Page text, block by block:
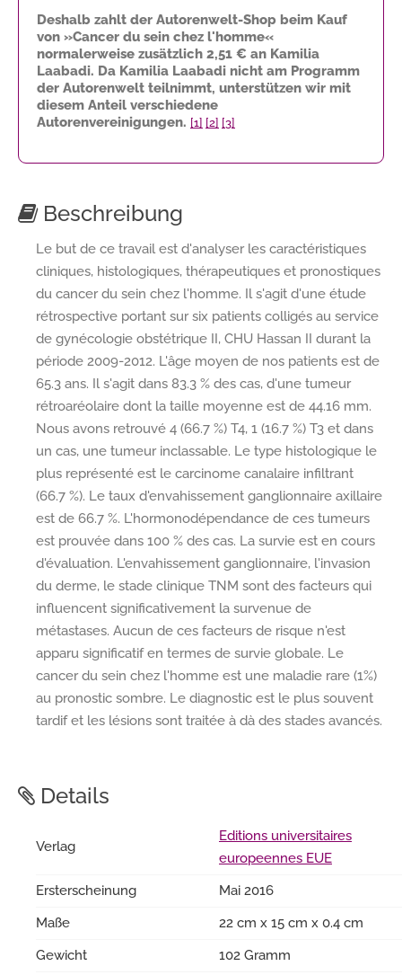
Deshalb zahlt der Autorenwelt-Shop beim Kauf
von »Cancer du sein chez l'homme«
normalerweise zusätzlich 2,51 € an Kamilia
Laabadi. Da Kamilia Laabadi nicht am Programm
der Autorenwelt teilnimmt, unterstützen wir mit
diesem Anteil verschiedene
Autorenvereinigungen. [1] [2] [3]
Beschreibung
Le but de ce travail est d'analyser les caractéristiques
cliniques, histologiques, thérapeutiques et pronostiques
du cancer du sein chez l'homme. Il s'agit d'une étude
rétrospective portant sur six patients colligés au service
de gynécologie obstétrique II, CHU Hassan II durant la
période 2009-2012. L'âge moyen de nos patients est de
65.3 ans. Il s'agit dans 83.3 % des cas, d'une tumeur
rétroaréolaire dont la taille moyenne est de 44.16 mm.
Nous avons retrouvé 4 (66.7 %) T4, 1 (16.7 %) T3 et dans
un cas, une tumeur inclassable. Le type histologique le
plus représenté est le carcinome canalaire infiltrant
(66.7 %). Le taux d'envahissement ganglionnaire axillaire
est de 66.7 %. L'hormonodépendance de ces tumeurs
est prouvée dans 100 % des cas. La survie est en cours
d'évaluation. L'envahissement ganglionnaire, l'invasion
du derme, le stade clinique TNM sont des facteurs qui
influencent significativement la survenue de
métastases. Aucun de ces facteurs de risque n'est
apparu significatif en termes de survie globale. Le
cancer du sein chez l'homme est une maladie rare (1%)
au pronostic sombre. Le diagnostic est le plus souvent
tardif et les lésions sont traitée à dà des stades avancés.
Details
Verlag
Editions universitaires
europeennes EUE
Ersterscheinung
Mai 2016
Maße
22 cm x 15 cm x 0.4 cm
Gewicht
102 Gramm